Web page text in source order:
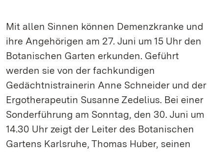
Mit allen Sinnen können Demenzkranke und
ihre Angehörigen am 27. Juni um 15 Uhr den
Botanischen Garten erkunden. Geführt
werden sie von der fachkundigen
Gedächtnistrainerin Anne Schneider und der
Ergotherapeutin Susanne Zedelius. Bei einer
Sonderführung am Sonntag, den 30. Juni um
14.30 Uhr zeigt der Leiter des Botanischen
Gartens Karlsruhe, Thomas Huber, seinen